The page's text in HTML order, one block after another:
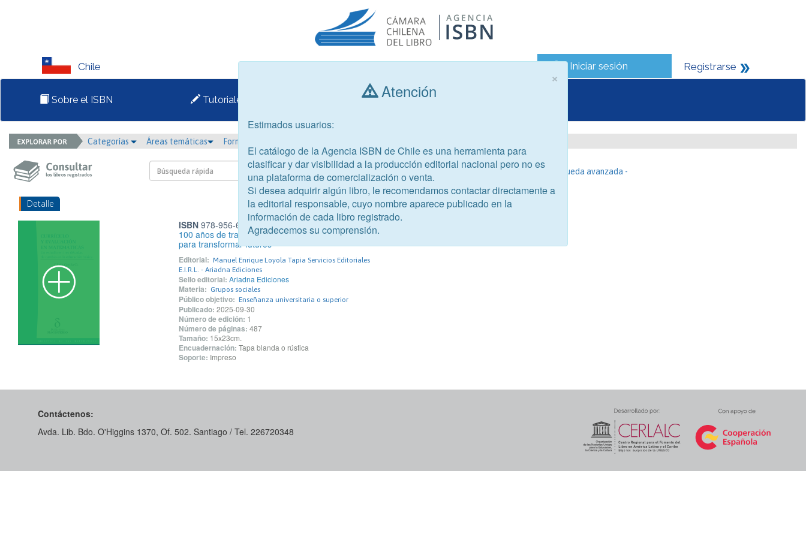
Chile Iniciar sesión Registrarse
Sobre el ISBN Tutoriales Consultar libros
Categorías Áreas temáticas Formato
- Búsqueda avanzada -
Detalle
ISBN978-956-6276-66-1
100 años de trabajo social en Chile: Tejiendo saberes
para transformar futuros
Editorial: Manuel Enrique Loyola Tapia Servicios Editoriales
E.I.R.L. - Ariadna Ediciones
Sello editorial: Ariadna Ediciones
Materia: Grupos sociales
Público objetivo: Enseñanza universitaria o superior
Publicado: 2025-09-30
Número de edición: 1
Número de páginas: 487
Tamaño: 15x23cm.
Encuadernación: Tapa blanda o rústica
Soporte: Impreso
Contáctenos:
Avda. Lib. Bdo. O'Higgins 1370, Of. 502. Santiago / Tel. 226720348
×
Atención
Estimados usuarios:
El catálogo de la Agencia ISBN de Chile es una herramienta para
clasificar y dar visibilidad a la producción editorial nacional pero no es
una plataforma de comercialización o venta.
Si desea adquirir algún libro, le recomendamos contactar directamente a
la editorial responsable, cuyo nombre aparece publicado en la
información de cada libro registrado.
Agradecemos su comprensión.